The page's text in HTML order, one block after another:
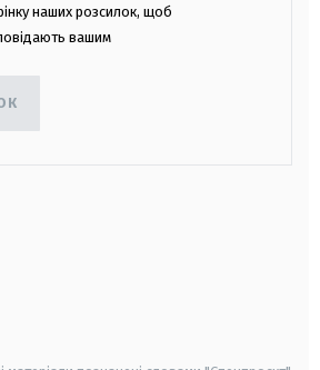
наших розсилок, щоб
вашим